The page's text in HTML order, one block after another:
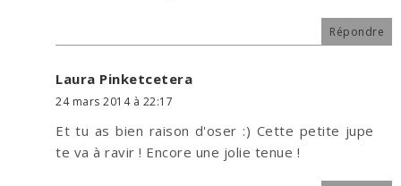
Répondre
Laura Pinketcetera
24 mars 2014 à 22:17
Et tu as bien raison d'oser :) Cette petite jupe
te va à ravir ! Encore une jolie tenue !